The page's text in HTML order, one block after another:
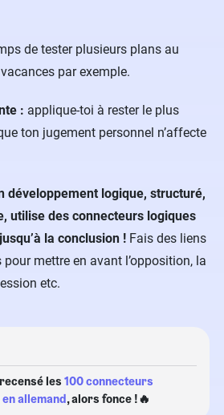
de tester plusieurs plans au
par exemple.
: applique-toi à rester le plus
ton jugement personnel n’affecte
développement logique, structuré,
utilise des connecteurs logiques
la conclusion ! Fais des liens
mettre en avant l’opposition, la
etc.
les 100 connecteurs
allemand, alors fonce !🔥